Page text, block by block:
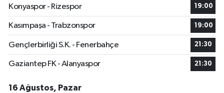
Konyaspor - Rizespor
19:00
Kasımpaşa - Trabzonspor 19:00
Gençlerbirliği S.K. - Fenerbahçe 21:30
Gaziantep FK - Alanyaspor 21:30
16 Ağustos, Pazar